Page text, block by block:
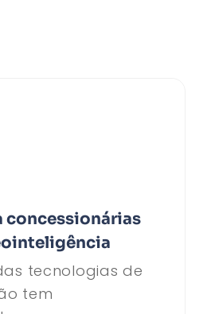
concessionárias
tecnologias de
tem